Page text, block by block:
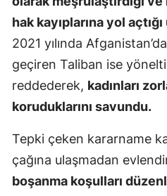
hak kayıplarına yol
2021 yılında
geçiren Taliban ise
reddederek, kadınları
koruduklarını savundu.
Tepki çeken kararname
çağına ulaşmadan
boşanma koşulları